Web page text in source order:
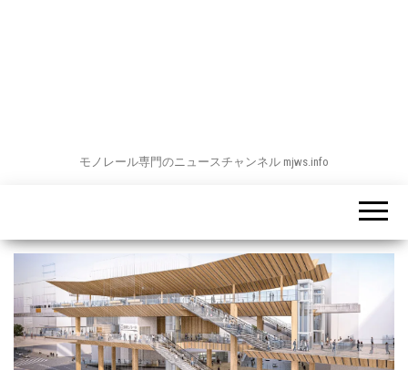
モノレール専門のニュースチャンネル mjws.info